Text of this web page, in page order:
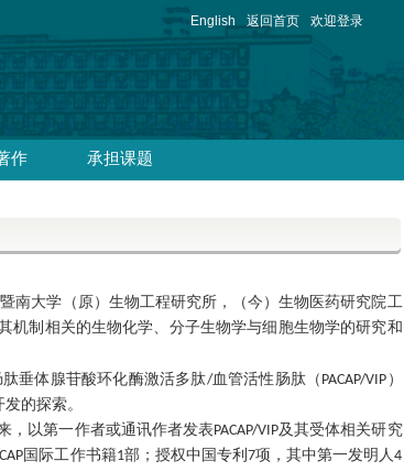
English 返回首页 欢迎登录
作 承担课题
南大学（原）生物工程研究所，（今）生物医药研究院工
机制相关的生物化学、分子生物学与细胞生物学的研究和
垂体腺苷酸环化酶激活多肽/血管活性肠肽（ PACAP/VIP ）
的探索。
来，以第一作者或通讯作者发表PACAP/VIP及其受体相关研究
国际工作书籍1部；授权中国专利7项，其中第一发明人4